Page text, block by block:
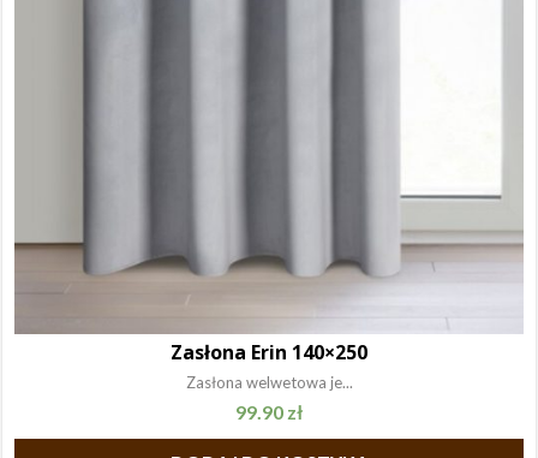
Zasłona Erin 140×250
Zasłona welwetowa je...
99.90 zł